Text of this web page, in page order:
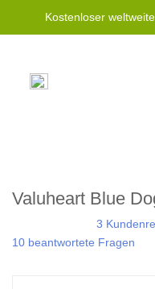
Kostenloser
Valuheart Blue
3
10 beantwortete Fragen